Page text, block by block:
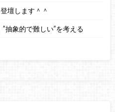
壇します＾＾
”抽象的で難しい”を考える